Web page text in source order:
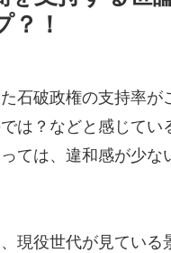
？！
石破政権の支持率
は？などと感じて
ては、違和感が少な
現役世代が見てい